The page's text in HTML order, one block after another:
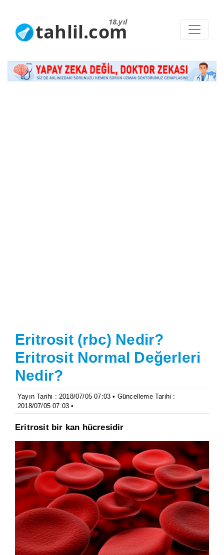
18.yıl
tahlil.com
Eritrosit (rbc) Nedir?
Eritrosit Normal Değerleri
Nedir?
Yayın Tarihi : 2018/07/05 07:03 • Güncelleme Tarihi :
2018/07/05 07:03 •
Eritrosit bir kan hücresidir